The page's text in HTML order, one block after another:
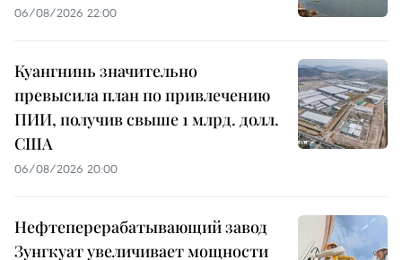
06/08/2026 22:00
Куангнинь значительно
превысила план по привлечению
ПИИ, получив свыше 1 млрд. долл.
США
06/08/2026 20:00
Нефтеперерабатывающий завод
Зунгкуат увеличивает мощности